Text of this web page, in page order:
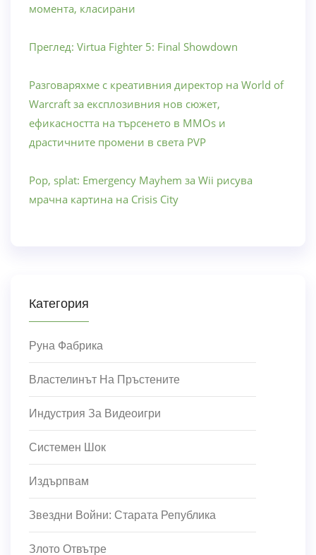
момента, класирани
Преглед: Virtua Fighter 5: Final Showdown
Разговаряхме с креативния директор на World of
Warcraft за експлозивния нов сюжет,
ефикасността на търсенето в MMOs и
драстичните промени в света PVP
Pop, splat: Emergency Mayhem за Wii рисува
мрачна картина на Crisis City
Категория
Руна Фабрика
Властелинът На Пръстените
Индустрия За Видеоигри
Системен Шок
Издърпвам
Звездни Войни: Старата Република
Злото Отвътре